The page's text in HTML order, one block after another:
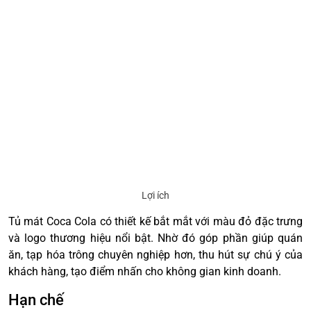
Lợi ích
Tủ mát Coca Cola có thiết kế bắt mắt với màu đỏ đặc trưng
và logo thương hiệu nổi bật. Nhờ đó góp phần giúp quán
ăn, tạp hóa trông chuyên nghiệp hơn, thu hút sự chú ý của
khách hàng, tạo điểm nhấn cho không gian kinh doanh.
Hạn chế